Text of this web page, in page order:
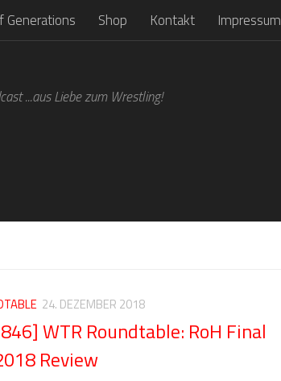
Generations Shop Kontakt Impressum
...aus Liebe zum Wrestling!
24. DEZEMBER 2018
WTR Roundtable: RoH Final
Review